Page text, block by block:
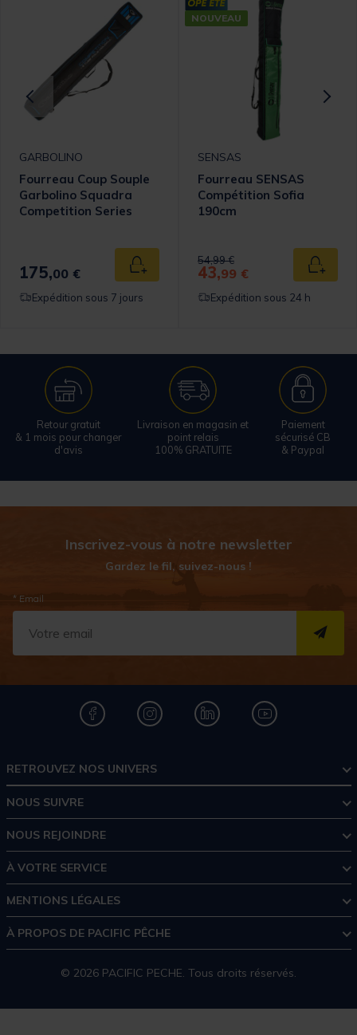
panier
GARBOLINO
Fourreau Coup Souple
Garbolino Squadra
Competition Series
175,00 € Ajouter au panier
Expédition sous 7 jours
NOUVEAU
SENSAS
Fourreau SENSAS
Compétition Sofia
190cm
Price reduced from
54,99 €to
43,99 €
Expédition sous 24 h
Retour gratuit
& 1 mois pour changer
d'avis
Livraison en magasin et
point relais
100% GRATUITE
Paiement
sécurisé CB
& Paypal
Inscrivez-vous à notre newsletter
Gardez le fil, suivez-nous !
* Email
RETROUVEZ NOS UNIVERS
NOUS SUIVRE
NOUS REJOINDRE
À VOTRE SERVICE
MENTIONS LÉGALES
À PROPOS DE PACIFIC PÊCHE
© 2026 PACIFIC PECHE. Tous droits réservés.